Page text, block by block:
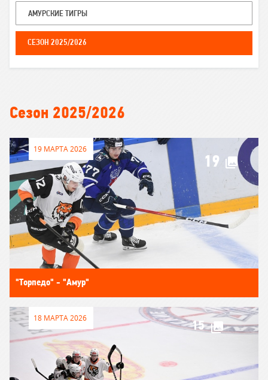
АМУРСКИЕ ТИГРЫ
СЕЗОН 2025/2026
фото
Сезон 2025/2026
"Торпедо" - "Амур"
19 МАРТА 2026
19
18 МАРТА 2026
15